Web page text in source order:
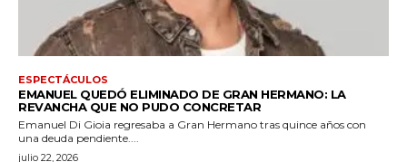
ESPECTÁCULOS
EMANUEL QUEDÓ ELIMINADO DE GRAN HERMANO: LA
REVANCHA QUE NO PUDO CONCRETAR
Emanuel Di Gioia regresaba a Gran Hermano tras quince años con
una deuda pendiente....
julio 22, 2026